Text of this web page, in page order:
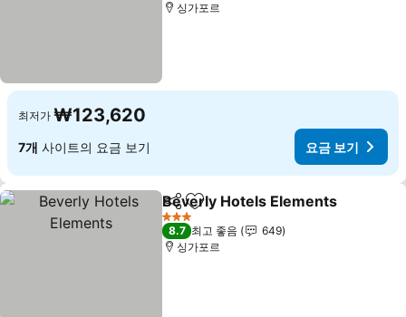
싱가포르
최저가 ₩123,620
7개 사이트의 요금 보기 요금 보기
공유 즐겨찾기에 추가
Beverly Hotels Elements
3 성급
8.7 최고 좋음
649
싱가포르